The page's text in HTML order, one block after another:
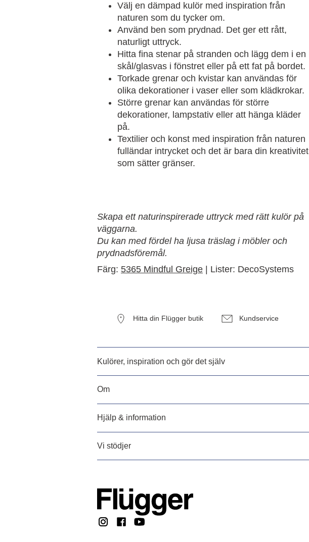
Välj en dämpad kulör med inspiration från
naturen som du tycker om.
Använd ben som prydnad. Det ger ett rått,
naturligt uttryck.
Hitta fina stenar på stranden och lägg dem i en
skål/glasvas i fönstret eller på ett fat på bordet.
Torkade grenar och kvistar kan användas för
olika dekorationer i vaser eller som klädkrokar.
Större grenar kan användas för större
dekorationer, lampstativ eller att hänga kläder
på.
Textilier och konst med inspiration från naturen
fulländar intrycket och det är bara din kreativitet
som sätter gränser.
Skapa ett naturinspirerade uttryck med rätt kulör på
väggarna.
Du kan med fördel ha ljusa träslag i möbler och
prydnadsföremål.
Färg: 5365 Mindful Greige | Lister: DecoSystems
Hitta din Flügger butik Kundservice
Kulörer, inspiration och gör det själv
Om
Hjälp & information
Vi stödjer